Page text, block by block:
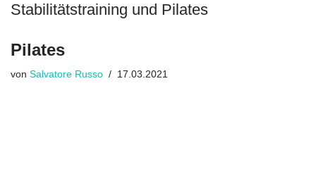
Stabilitätstraining und Pilates
Pilates
von Salvatore Russo 17.03.2021